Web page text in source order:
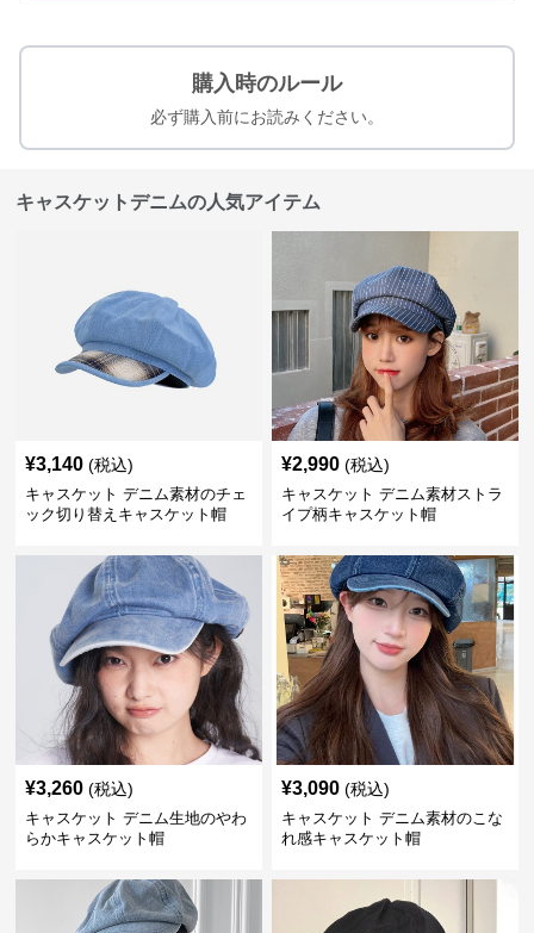
購入時のルール
必ず購入前にお読みください。
キャスケットデニムの人気アイテム
¥3,140 (税込)
キャスケット デニム素材のチェ
ック切り替えキャスケット帽
¥2,990 (税込)
キャスケット デニム素材ストラ
イプ柄キャスケット帽
¥3,260 (税込)
キャスケット デニム生地のやわ
らかキャスケット帽
¥3,090 (税込)
キャスケット デニム素材のこな
れ感キャスケット帽